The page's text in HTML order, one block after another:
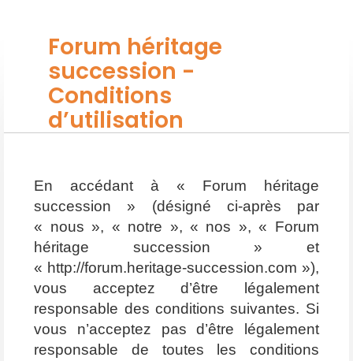
Forum héritage
succession -
Conditions
d’utilisation
En accédant à « Forum héritage
succession » (désigné ci-après par
« nous », « notre », « nos », « Forum
héritage succession » et
« http://forum.heritage-succession.com »),
vous acceptez d’être légalement
responsable des conditions suivantes. Si
vous n’acceptez pas d’être légalement
responsable de toutes les conditions